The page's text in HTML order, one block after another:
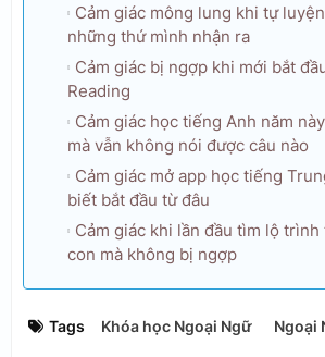
Cảm giác mông lung khi tự
những thứ mình nhận ra
Cảm giác bị ngợp khi mới bắt
Reading
Cảm giác học tiếng Anh năm
mà vẫn không nói được câu nào
Cảm giác mở app học tiếng
biết bắt đầu từ đâu
Cảm giác khi lần đầu tìm lộ
con mà không bị ngợp
Tags Khóa học Ngoại Ngữ Ngoại